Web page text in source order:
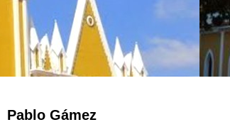
Pablo Gámez